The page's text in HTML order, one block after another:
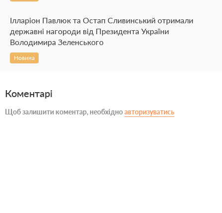
Ілларіон Павлюк та Остап Сливинський отримали
державні нагороди від Президента України
Володимира Зеленського
Новина
Коментарі
Щоб залишити коментар, необхідноавторизуватись